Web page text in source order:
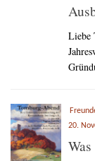
Liebe
20.